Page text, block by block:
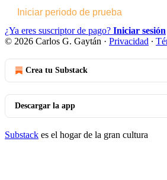
Iniciar periodo de prueba
¿Ya eres suscriptor de pago? Iniciar sesión
© 2026 Carlos G. Gaytán · Privacidad ∙
Crea tu Substack
Descargar la app
Substack es el hogar de la gran cultura